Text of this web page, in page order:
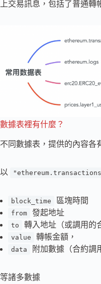
上交易訊息，包括了普通轉
數據表裡有什麼？
不同數據表，提供的內容各
以
block_time 區塊時間
from 發起地址
to 轉入地址（或調用的
value 轉帳金額，
data 附加數據（合約調
等諸多數據